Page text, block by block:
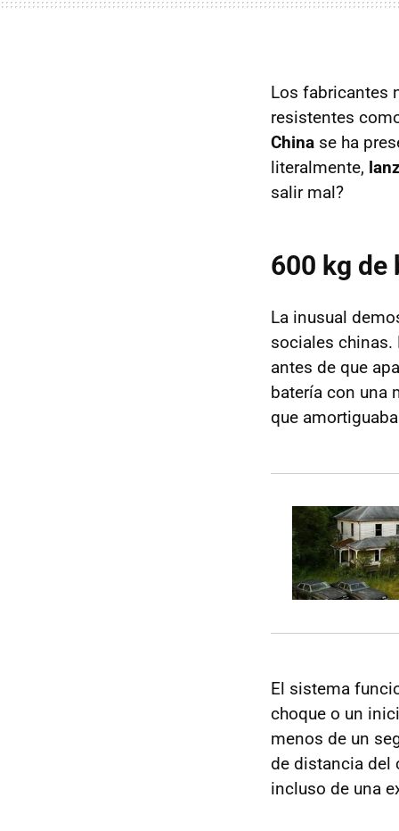
Los fabricantes
resistentes
China se ha
literalmente,
salir mal?
600 kg de
La inusual
sociales
antes de que
batería con una
que
El sistema
choque o un
menos de un
de distancia del
incluso de una